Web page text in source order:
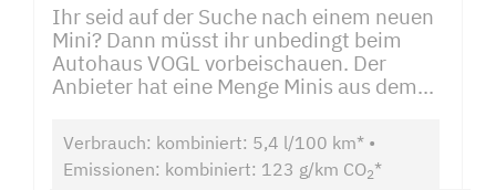
Ihr seid auf der Suche nach einem neuen
Mini? Dann müsst ihr unbedingt beim
Autohaus VOGL vorbeischauen. Der
Anbieter hat eine Menge Minis aus dem...
Verbrauch: kombiniert: 5,4 l/100 km* •
Emissionen: kombiniert: 123 g/km CO2*